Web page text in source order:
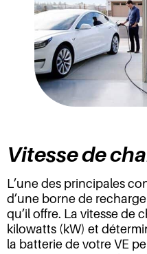
Vitesse de
L’une des principales
d’une borne de
qu’il offre. La vitesse de
kilowatts (kW) et
la batterie de votre VE